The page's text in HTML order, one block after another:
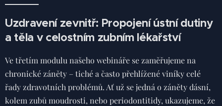
Uzdravení zevnitř: Propojení ústní dutiny
a těla v celostním zubním lékařství
Ve třetím modulu našeho webináře se zaměřujeme na
chronické záněty – tiché a často přehlížené viníky celé
řady zdravotních problémů. Ať už se jedná o záněty dásní,
kolem zubů moudrosti, nebo periodontitidy, ukazujeme, že